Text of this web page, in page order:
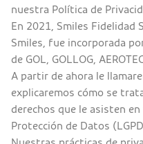
nuestra Política de
En 2021, Smiles Fidelidad
Smiles, fue incorporada
de GOL, GOLLOG,
A partir de ahora le
explicaremos cómo se
derechos que le asisten
Protección de Datos